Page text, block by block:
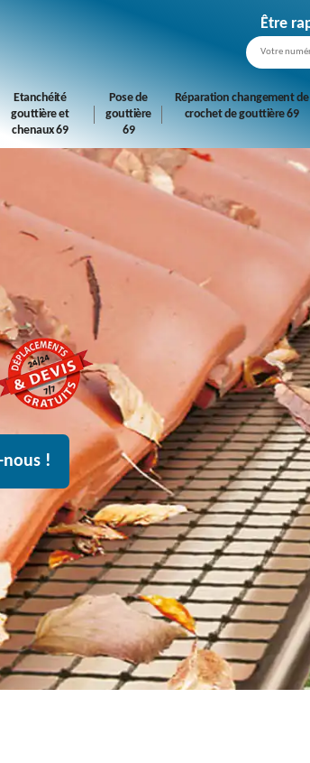
Être
Etanchéité
gouttière et
chenaux 69
Pose de
gouttière
69
Réparation changement de
crochet de gouttière 69
nous !